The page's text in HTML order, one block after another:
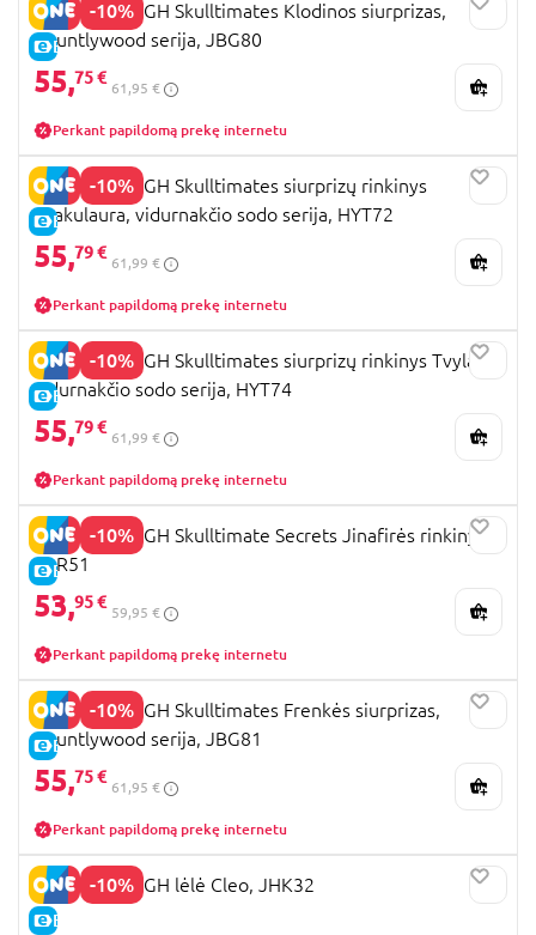
-10%
E-KAINA
MONSTER HIGH Skulltimates Klodinos siurprizas,
Hauntlywood serija, JBG80
55,75 €
61,95 €
Perkant papildomą prekę internetu
-10%
E-KAINA
MONSTER HIGH Skulltimates siurprizų rinkinys
Drakulaura, vidurnakčio sodo serija, HYT72
55,79 €
61,99 €
Perkant papildomą prekę internetu
-10%
E-KAINA
MONSTER HIGH Skulltimates siurprizų rinkinys Tvyla,
vidurnakčio sodo serija, HYT74
55,79 €
61,99 €
Perkant papildomą prekę internetu
-10%
E-KAINA
MONSTER HIGH Skulltimate Secrets Jinafirės rinkinys,
JDR51
53,95 €
59,95 €
Perkant papildomą prekę internetu
-10%
E-KAINA
MONSTER HIGH Skulltimates Frenkės siurprizas,
Hauntlywood serija, JBG81
55,75 €
61,95 €
Perkant papildomą prekę internetu
-10%
E-KAINA
MONSTER HIGH lėlė Cleo, JHK32